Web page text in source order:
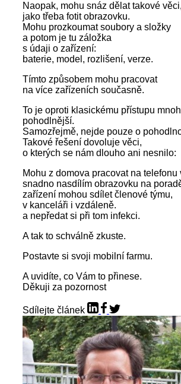
Naopak, mohu snáz dělat takové věci,
jako třeba fotit obrazovku.
Mohu prozkoumat soubory a složky
a potom je tu záložka
s údaji o zařízení:
baterie, model, rozlišení, verze.
Tímto způsobem mohu pracovat
na více zařízeních současně.
To je oproti klasickému přístupu
pohodlnější.
Samozřejmě, nejde pouze o
Takové řešení dovoluje věci,
o kterých se nám dlouho ani nesnilo:
Mohu z domova pracovat na telefonu
snadno nasdílím obrazovku na
zařízení mohou sdílet členové týmu,
v kanceláři i vzdáleně.
a nepředat si při tom infekci.
A tak to schválně zkuste.
Postavte si svoji mobilní farmu.
A uvidíte, co Vám to přinese.
Děkuji za pozornost
Sdílejte článek